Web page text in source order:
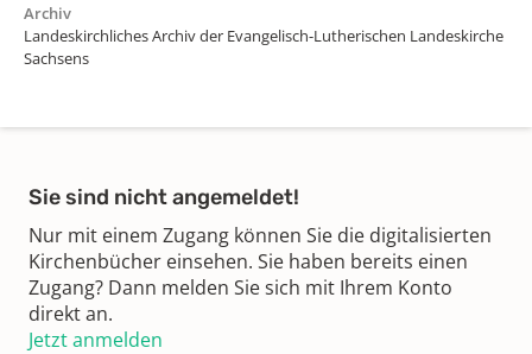
Archiv
Landeskirchliches Archiv der Evangelisch-Lutherischen Landeskirche
Sachsens
Sie sind nicht angemeldet!
Nur mit einem Zugang können Sie die digitalisierten
Kirchenbücher einsehen. Sie haben bereits einen
Zugang? Dann melden Sie sich mit Ihrem Konto
direkt an.
Jetzt anmelden